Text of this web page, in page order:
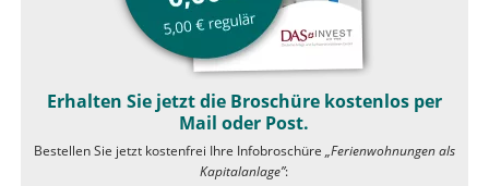
Erhalten Sie jetzt die Broschüre kostenlos per
Mail oder Post.
Bestellen Sie jetzt kostenfrei Ihre Infobroschüre „Ferienwohnungen als
Kapitalanlage”: